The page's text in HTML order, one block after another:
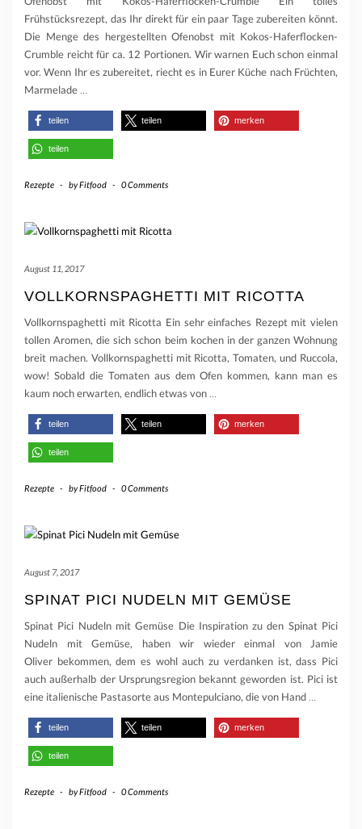
Frühstücksrezept, das Ihr direkt für ein paar Tage zubereiten könnt.
Die Menge des hergestellten Ofenobst mit Kokos-Haferflocken-
Crumble reicht für ca. 12 Portionen. Wir warnen Euch schon einmal
vor. Wenn Ihr es zubereitet, riecht es in Eurer Küche nach Früchten,
Marmelade
teilen teilen merken
teilen
Rezepte - byFitfood - 0 Comments
August 11, 2017
VOLLKORNSPAGHETTI MIT RICOTTA
Vollkornspaghetti mit Ricotta Ein sehr einfaches Rezept mit vielen
tollen Aromen, die sich schon beim kochen in der ganzen Wohnung
breit machen. Vollkornspaghetti mit Ricotta, Tomaten, und Ruccola,
wow! Sobald die Tomaten aus dem Ofen kommen, kann man es
kaum noch erwarten, endlich etwas von
teilen teilen merken
teilen
Rezepte - byFitfood - 0 Comments
August 7, 2017
SPINAT PICI NUDELN MIT GEMÜSE
Spinat Pici Nudeln mit Gemüse Die Inspiration zu den Spinat Pici
Nudeln mit Gemüse, haben wir wieder einmal von Jamie
Oliver bekommen, dem es wohl auch zu verdanken ist, dass Pici
auch außerhalb der Ursprungsregion bekannt geworden ist. Pici ist
eine italienische Pastasorte aus Montepulciano, die von Hand
teilen teilen merken
teilen
Rezepte - byFitfood - 0 Comments